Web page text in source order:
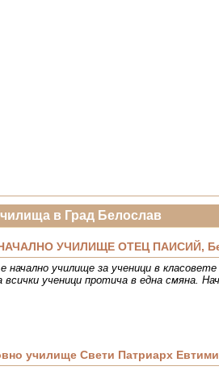
в Град Белослав
УЧИЛИЩЕ ОТЕЦ ПАИСИЙ,
начално училище за ученици в
всички ученици протича в една смяна.
училище Свети Патриарх